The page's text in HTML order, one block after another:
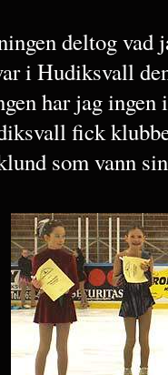
deltog vad
i Hudiksvall
har jag ingen
fick
som vann